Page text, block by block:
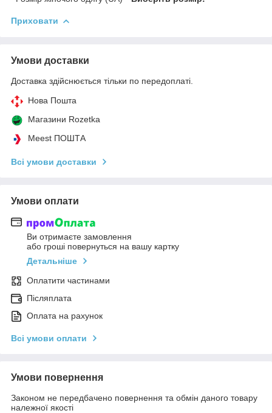
Приховати
Умови доставки
Доставка здійснюється тільки по передоплаті.
Нова Пошта
Магазини Rozetka
Meest ПОШТА
Всі умови доставки
Умови оплати
Ви отримаєте замовлення
або гроші повернуться на вашу картку
Детальніше
Оплатити частинами
Післяплата
Оплата на рахунок
Всі умови оплати
Умови повернення
Законом не передбачено повернення та обмін даного товару
належної якості